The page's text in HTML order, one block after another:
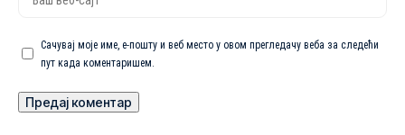
Сачувај моје име, е-пошту и веб место у овом прегледачу веба за следећи
пут када коментаришем.